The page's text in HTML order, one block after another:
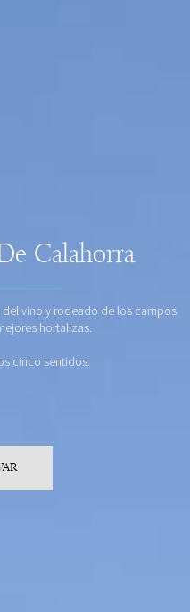
Calahorra
del vino y rodeado de los campos
hortalizas.
cinco sentidos.